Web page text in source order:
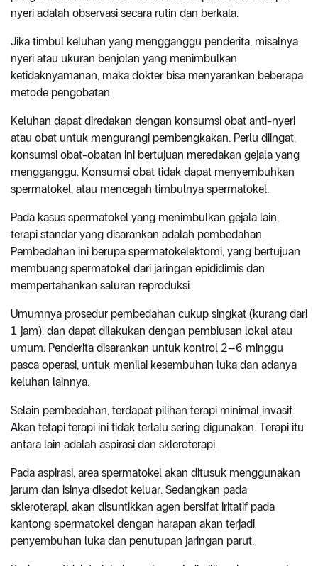
nyeri adalah observasi secara rutin dan berkala.
Jika timbul keluhan yang mengganggu penderita, misalnya
nyeri atau ukuran benjolan yang menimbulkan
ketidaknyamanan, maka dokter bisa menyarankan beberapa
metode pengobatan.
Keluhan dapat diredakan dengan konsumsi obat anti-nyeri
atau obat untuk mengurangi pembengkakan. Perlu diingat,
konsumsi obat-obatan ini bertujuan meredakan gejala yang
mengganggu. Konsumsi obat tidak dapat menyembuhkan
spermatokel, atau mencegah timbulnya spermatokel.
Pada kasus spermatokel yang menimbulkan gejala lain,
terapi standar yang disarankan adalah pembedahan.
Pembedahan ini berupa spermatokelektomi, yang bertujuan
membuang spermatokel dari jaringan epididimis dan
mempertahankan saluran reproduksi.
Umumnya prosedur pembedahan cukup singkat (kurang dari
1 jam), dan dapat dilakukan dengan pembiusan lokal atau
umum. Penderita disarankan untuk kontrol 2–6 minggu
pasca operasi, untuk menilai kesembuhan luka dan adanya
keluhan lainnya.
Selain pembedahan, terdapat pilihan terapi minimal invasif.
Akan tetapi terapi ini tidak terlalu sering digunakan. Terapi itu
antara lain adalah aspirasi dan skleroterapi.
Pada aspirasi, area spermatokel akan ditusuk menggunakan
jarum dan isinya disedot keluar. Sedangkan pada
skleroterapi, akan disuntikkan agen bersifat iritatif pada
kantong spermatokel dengan harapan akan terjadi
penyembuhan luka dan penutupan jaringan parut.